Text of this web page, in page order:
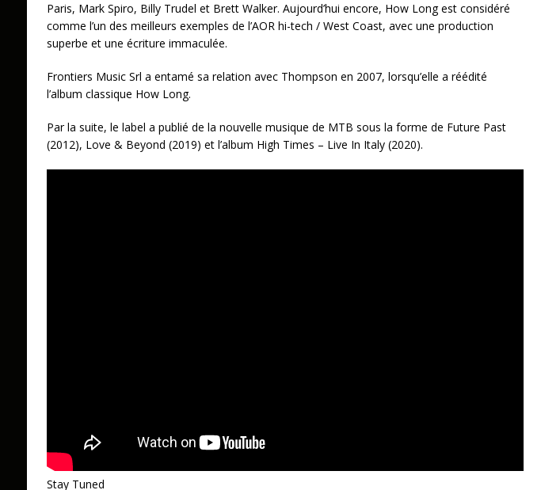
Paris, Mark Spiro, Billy Trudel et Brett Walker. Aujourd’hui encore, How Long est considéré
comme l’un des meilleurs exemples de l’AOR hi-tech / West Coast, avec une production
superbe et une écriture immaculée.
Frontiers Music Srl a entamé sa relation avec Thompson en 2007, lorsqu’elle a réédité
l’album classique How Long.
Par la suite, le label a publié de la nouvelle musique de MTB sous la forme de Future Past
(2012), Love & Beyond (2019) et l’album High Times – Live In Italy (2020).
Stay Tuned